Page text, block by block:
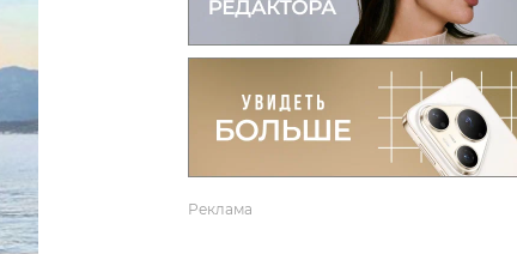
Реклама